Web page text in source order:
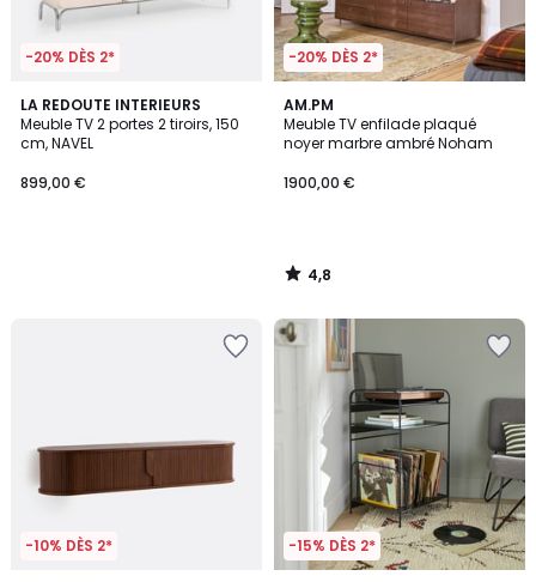
-20% DÈS 2*
LA REDOUTE INTERIEURS
Meuble TV 2 portes 2 tiroirs, 150
cm, NAVEL
899,00 €
-20% DÈS 2*
AM.PM
Meuble TV enfilade plaqué
noyer marbre ambré Noham
1900,00 €
4,8
/ 5
4,8
/
-10% DÈS 2* -15% DÈS 2*